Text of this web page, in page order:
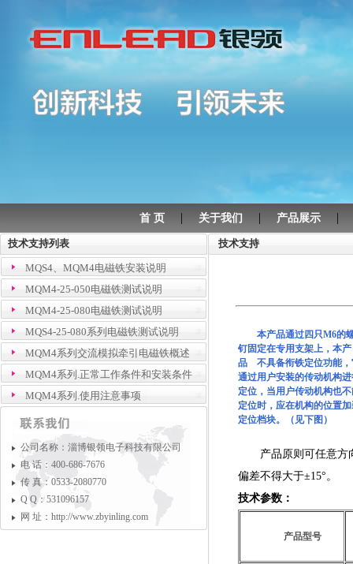
首 页 | 关于我们 | 产品展示
技术支持列表
MQS4、MQM4电磁铁安装说明
MQM4-25-050电磁铁测试说明
MQM4-25-080电磁铁测试说明
MQS4-25-080系列电磁铁测试说明
MQM4系列交流模拟牵引电磁铁概述
MQM4系列.正常工作条件和安装条件
MQM4系列.使用注意事项
公司名称：淄博银领电子科技有限公司
电 话：400-686-7676
传 真：0533-2080770
Q Q：531096157
网 址：http://www.zbyinling.com
技术支持
本产品通过四只M6的
钉固定在专用支架上，本产
品 不具备衔铁定位功能，
通过用户安装的传动机构进
定位，当用户传动机构也不
定位时，应在机构的位置加
定位档块。（见下图）
产品原则可任意方
偏差不得大于±15°。
技术参数：
产品型号